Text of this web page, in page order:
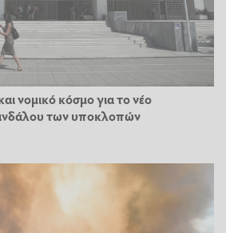
νομικό κόσμο για το νέο
των υποκλοπών